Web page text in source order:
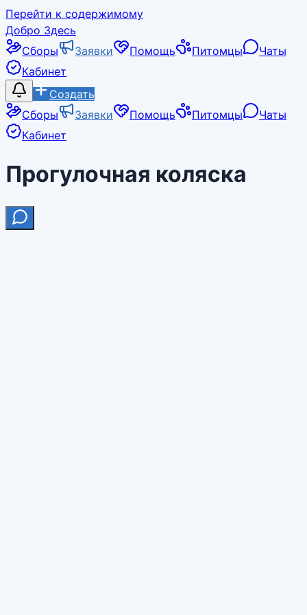
Перейти к содержимому
Добро Здесь
Сборы
Заявки Помощь Питомцы
Чаты
Кабинет
Создать
Сборы
Заявки Помощь Питомцы
Чаты
Кабинет
Прогулочная коляска